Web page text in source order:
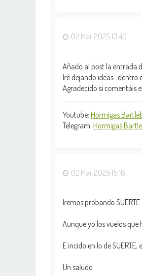
02 Mar 2025 13:40
Añado al post la entrada
Iré dejando ideas -dentro
Agradecido si comentáis
Youtube: Hormigas
Telegram: Hormigas
02 Mar 2025 15:18
Iremos probando SUERTE
Aunque yo los vuelos
E incido en lo de
Un saludo